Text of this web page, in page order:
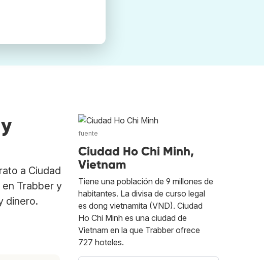
a Ciudad
en Trabber y
dinero.
fuente
Ciudad Ho Chi Minh,
Vietnam
Tiene una población de 9 millones de
habitantes. La divisa de curso legal
es dong vietnamita (VND). Ciudad
Ho Chi Minh es una ciudad de
Vietnam en la que Trabber ofrece
727 hoteles.